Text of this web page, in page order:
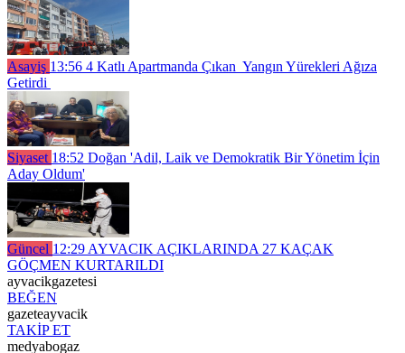
Asayiş 13:56 4 Katlı Apartmanda Çıkan Yangın Yürekleri Ağıza
Getirdi
Siyaset 18:52 Doğan 'Adil, Laik ve Demokratik Bir Yönetim İçin
Aday Oldum'
Güncel 12:29 AYVACIK AÇIKLARINDA 27 KAÇAK
GÖÇMEN KURTARILDI
ayvacikgazetesi
BEĞEN
gazeteayvacik
TAKİP ET
medyabogaz